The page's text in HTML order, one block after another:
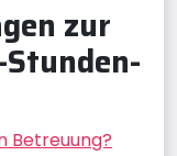
zur
Betreuung?